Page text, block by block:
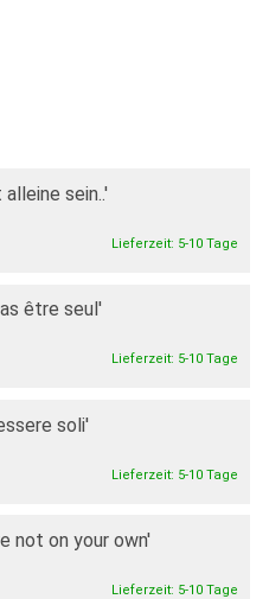
sein..'
Lieferzeit: 5-10 Tage
être seul'
Lieferzeit: 5-10 Tage
soli'
Lieferzeit: 5-10 Tage
not on your own'
Lieferzeit: 5-10 Tage